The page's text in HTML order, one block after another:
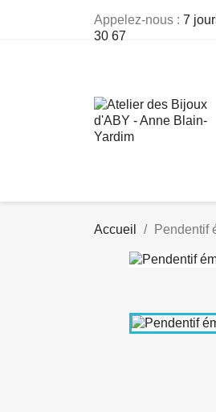
Appelez-nous : 7
30 67
Accueil Pendentif